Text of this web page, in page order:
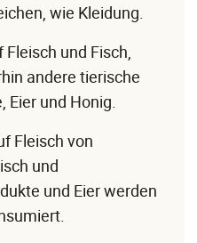
wie Kleidung.
und Fisch,
andere tierische
Eier und Honig.
Fleisch von
und
und Eier werden